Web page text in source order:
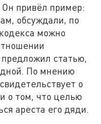
привёл пример:
обсуждали, по
можно
статью,
По мнению
о
о том, что целью
ареста его дяди.